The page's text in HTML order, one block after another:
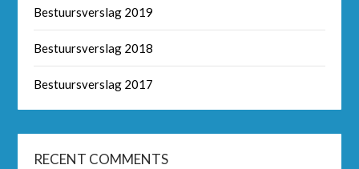
Bestuursverslag 2019
Bestuursverslag 2018
Bestuursverslag 2017
RECENT COMMENTS